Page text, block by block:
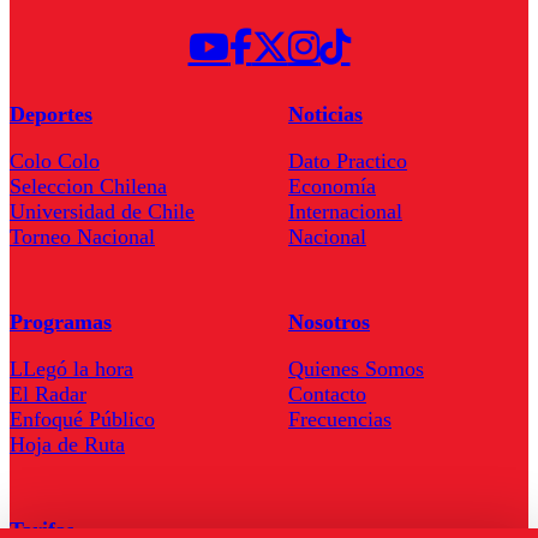
Deportes
Colo Colo
Seleccion Chilena
Universidad de Chile
Torneo Nacional
Noticias
Dato Practico
Economía
Internacional
Nacional
Programas
LLegó la hora
El Radar
Enfoqué Público
Hoja de Ruta
Nosotros
Quienes Somos
Contacto
Frecuencias
Tarifas